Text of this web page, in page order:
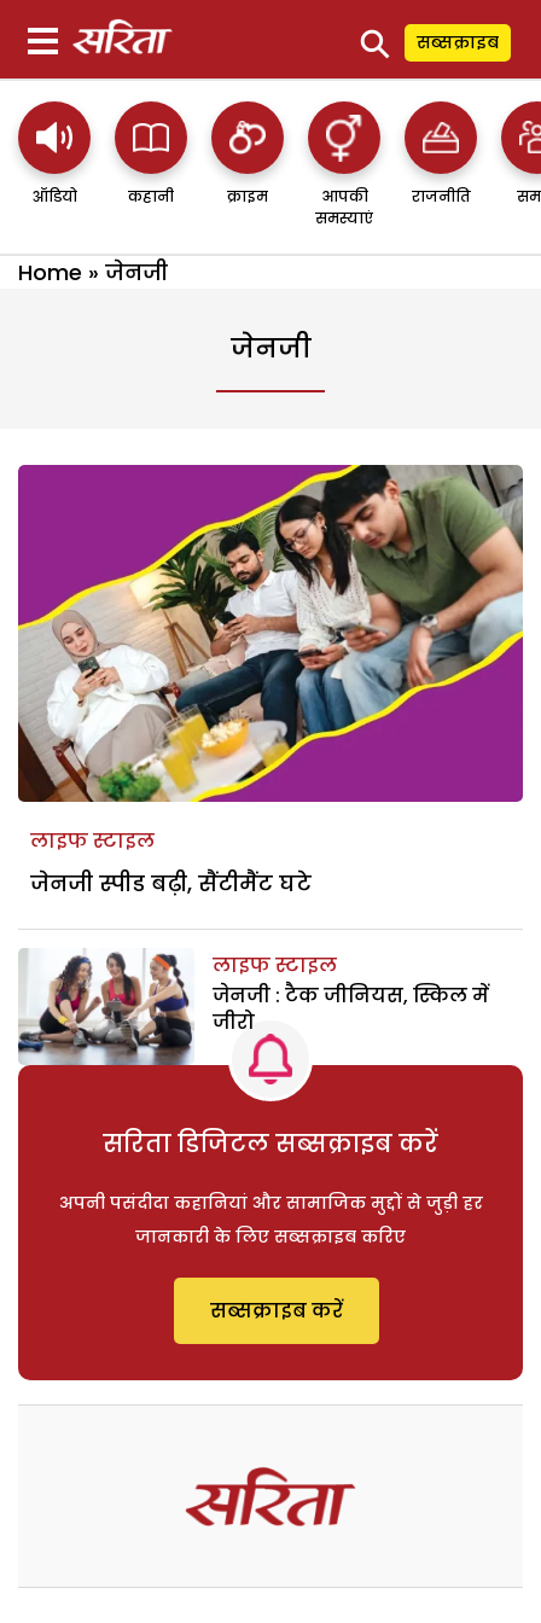
⚲ सब्सक्राइब
ऑडियो कहानी क्राइम
आपकी
समस्याएं
राजनीति
Home » जेनजी
जेनजी
लाइफ स्टाइल
जेनजी स्पीड बढ़ी, सैंटीमैंट घटे
लाइफ स्टाइल
जेनजी : टैक जीनियस, स्किल में
जीरो
सरिता डिजिटल सब्सक्राइब करें
अपनी पसंदीदा कहानियां और सामाजिक मुद्दों से जुड़ी हर
जानकारी के लिए सब्सक्राइब करिए
सब्सक्राइब करें